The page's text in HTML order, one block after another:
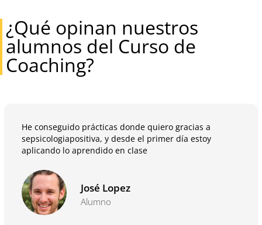
¿Qué opinan nuestros
alumnos del Curso de
Coaching?
He conseguido prácticas donde quiero gracias a
sepsicologiapositiva, y desde el primer día estoy
aplicando lo aprendido en clase
José Lopez
Alumno